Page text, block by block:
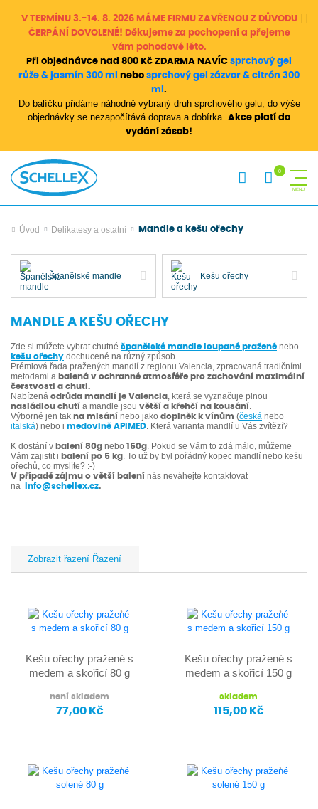
V TERMÍNU 3.-14. 8. 2026 MÁME FIRMU ZAVŘENOU Z DŮVODU
ČERPÁNÍ DOVOLENÉ! Děkujeme za pochopení a přejeme
vám pohodové léto.
Při objednávce nad 800 Kč ZDARMA NAVÍC sprchový gel
růže & jasmín 300 ml
nebo sprchový gel zázvor & citrón 300
ml .
Do balíčku přidáme náhodně vybraný druh sprchového gelu, do výše
objednávky se nezapočítává doprava a dobírka. Akce platí do
vydání zásob!
Úvod Delikatesy a ostatní Mandle a kešu ořechy
Španělské mandle Kešu ořechy
MANDLE A KEŠU OŘECHY
Zde si můžete vybrat chutné španělské mandle loupané pražené nebo
kešu ořechy dochucené na různý způsob.
Prémiová řada pražených mandlí z regionu Valencia, zpracovaná tradičními
metodami a balená v ochranné atmosféře pro zachování maximální
čerstvosti a chuti.
Nabízená odrůda mandlí je Valencia , která se vyznačuje plnou
nasládlou chutí a mandle jsou větší a křehčí na kousání
Výborné jen tak na mlsání nebo jako doplněk k vínům (česká nebo
italská) nebo i medovině APIMED . Která varianta mandlí u Vás zvítězí?
K dostání v balení 80g nebo 150g . Pokud se Vám to zdá málo, můžeme
Vám zajistit i balení po 5 kg . To už by byl pořádný kopec mandlí nebo kešu
ořechů, co myslíte? :-)
V případě zájmu o větší balení nás neváhejte kontaktovat
na
info@schellex.cz.
Řazení
Kešu ořechy pražené s
medem a skořicí 80 g
není skladem
77,00 Kč
Kešu ořechy pražené s
medem a skořicí 150 g
skladem
115,00 Kč